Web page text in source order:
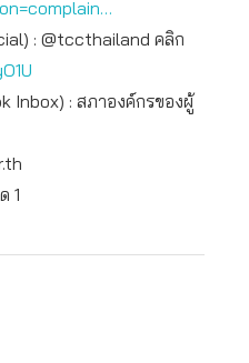
: @tccthailand คลิก
Inbox) : สภาองค์กรของผู้
1